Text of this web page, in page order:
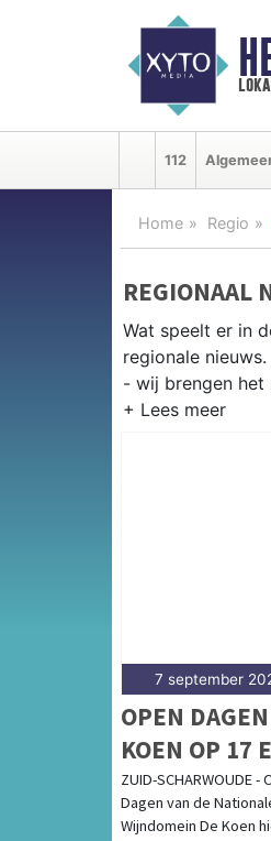
112
Home Regio
REGIONAAL
Wat speelt er in
regionale
- wij brengen het
Onze redactie
7 september
OPEN
KOEN OP 17
ZUID-SCHARWOUDE
Dagen van de
Wijndomein De Koen